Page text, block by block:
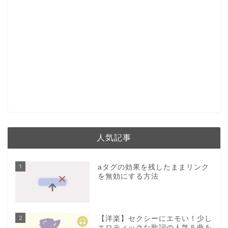
人気記事
1
aタグの効果を残したままリンク
を無効にする方法
2
【洋楽】セクシーにエモい！少し